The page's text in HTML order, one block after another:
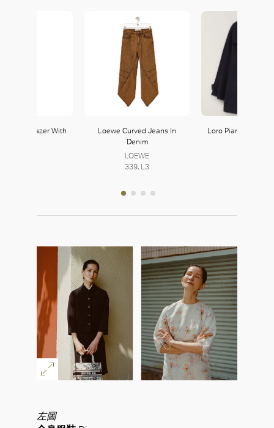
Fitted Blazer With
Loewe Curved Jeans In
Denim
LOEWE
339, L3
Loro Piana
左圖